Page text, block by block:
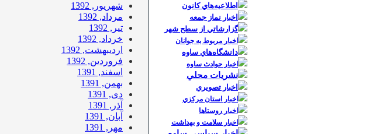
اطلاعيه‌هاي كانون
اخبار نماز جمعه
گزارشاتي از سطح شهر
اخبار مربوط به جوانان
دانشگاه‌هاي‌ ساوه
اخبار حوادث ساوه
نشريات محلي
اخبار تصويري
اخبار استان مركزي
اخبار روستاها
اخبار سلامت و بهداشت
شهریور, 1392
مرداد, 1392
تیر, 1392
خرداد, 1392
اردیبهشت, 1392
فروردین, 1392
اسفند, 1391
بهمن, 1391
دی, 1391
آذر, 1391
آبان, 1391
مهر, 1391